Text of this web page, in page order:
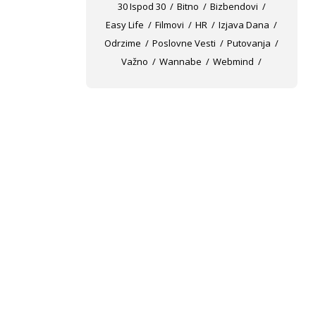
30 Ispod 30 Bitno
Bizbendovi
Easy Life
Filmovi HR
Izjava Dana
Odrzime
Poslovne Vesti
Putovanja
Važno
Wannabe Webmind